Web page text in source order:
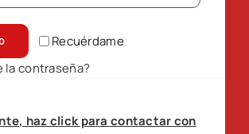
Recuérdame
la contraseña?
haz click para contactar con